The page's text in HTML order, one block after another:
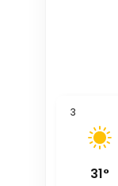
3
31°